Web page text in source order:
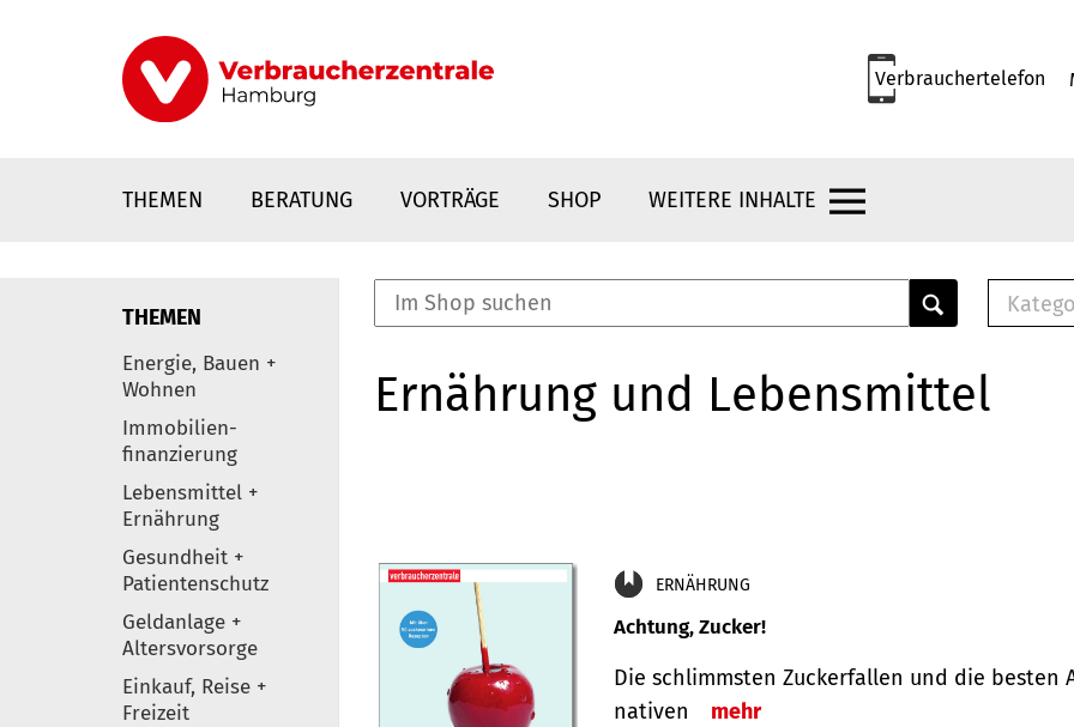
Verbrauchertelefon
THEMEN BERATUNG VORTRÄGE SHOP WEITERE INHALTE
Elemente
THEMEN
Energie, Bauen +
Wohnen
Immobilien-
finanzierung
Lebensmittel +
Ernährung
Gesundheit +
Patientenschutz
Geldanlage +
Altersvorsorge
Einkauf, Reise +
Freizeit
Ernährung und Lebensmittel
ERNÄHRUNG
Achtung, Zucker!
Die schlimmsten Zucker­fallen und die besten
nativen
mehr